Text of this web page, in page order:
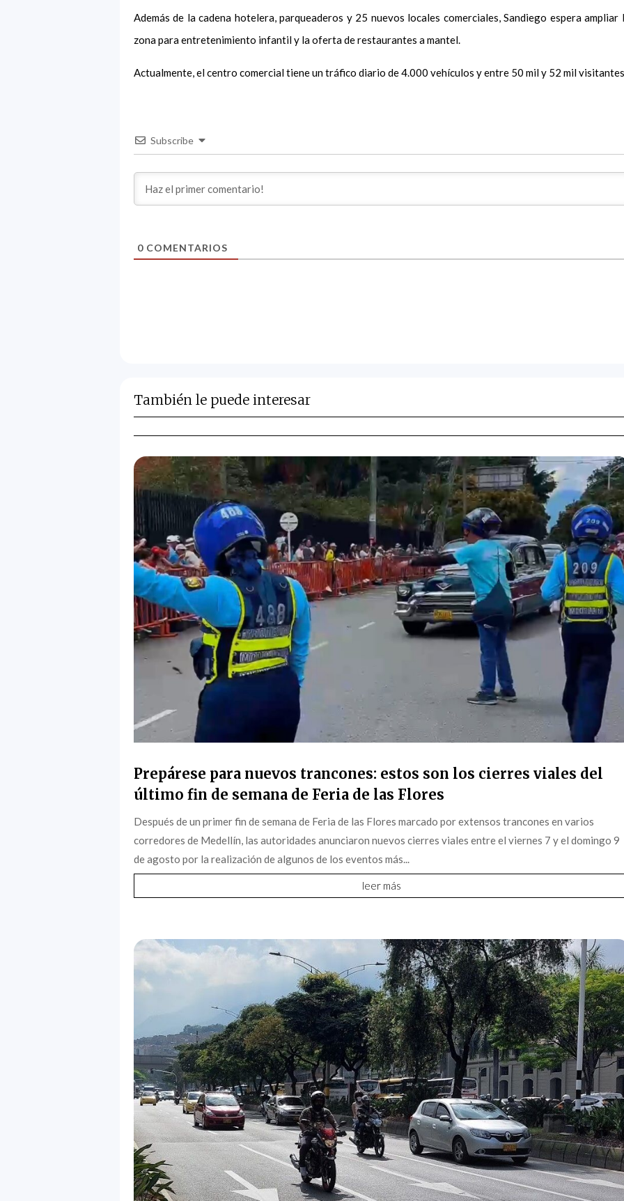
Además de la cadena hotelera, parqueaderos y 25 nuevos locales comerciales, Sandiego espera ampliar
zona para entretenimiento infantil y la oferta de restaurantes a mantel.
Actualmente, el centro comercial tiene un tráfico diario de 4.000 vehículos y entre 50 mil y 52 mil
Subscribe
0 COMENTARIOS
También le puede interesar
Prepárese para nuevos trancones: estos son los cierres viales del
último fin de semana de Feria de las Flores
Después de un primer fin de semana de Feria de las Flores marcado por extensos trancones en varios
corredores de Medellín, las autoridades anunciaron nuevos cierres viales entre el viernes 7 y el domingo 9
de agosto por la realización de algunos de los eventos más...
leer más